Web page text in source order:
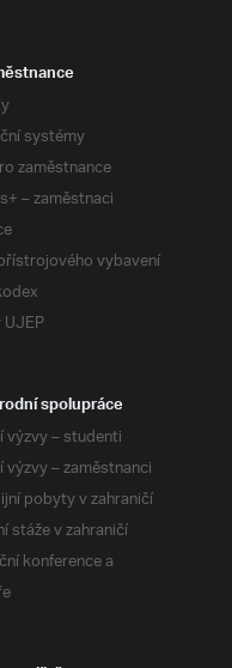
systémy
zaměstnance
– zaměstnaci
vybavení
spolupráce
výzvy – studenti
– zaměstnanci
pobyty v zahraničí
stáže v zahraničí
konference a